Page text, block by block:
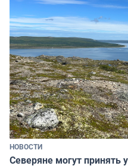
НОВОСТИ
Северяне могут принять